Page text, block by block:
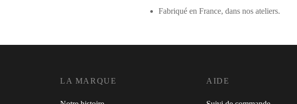
Fabriqué en France, dans nos ateliers.
LA MARQUE AIDE